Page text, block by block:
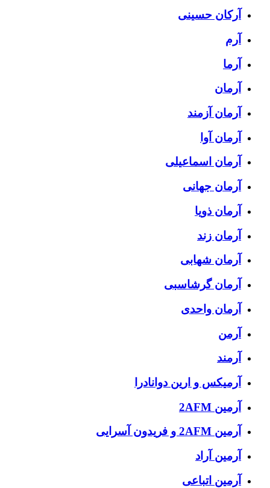
آرکان حسینی
آرم
آرما
آرمان
آرمان آزمند
آرمان آوا
آرمان اسماعیلی
آرمان جهانی
آرمان ذویا
آرمان زند
آرمان شهابی
آرمان گرشاسبی
آرمان واحدی
آرمن
آرمند
آرمیکس و ارین دوانادرا
آرمین 2AFM
آرمین 2AFM و فریدون آسرایی
آرمین آراد
آرمین اتباعی